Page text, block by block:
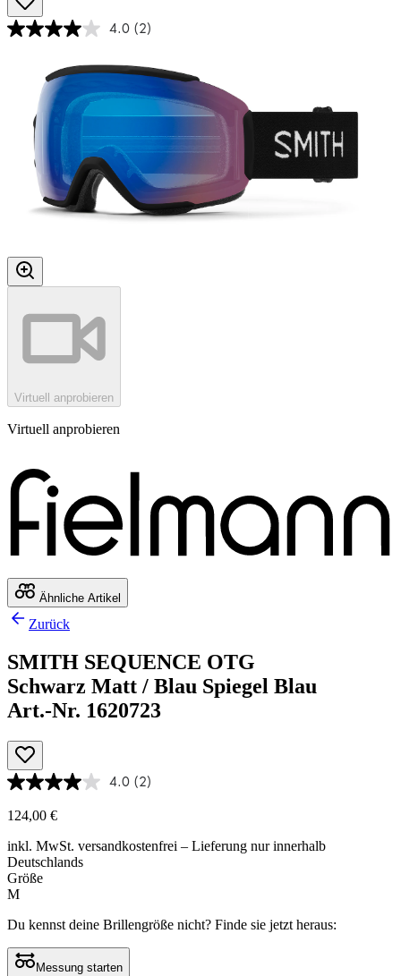
4.0 (2)
Virtuell anprobieren
Virtuell anprobieren
Ähnliche Artikel
Zurück
SMITH SEQUENCE OTG
Schwarz Matt / Blau Spiegel Blau
Art.-Nr. 1620723
4.0 (2)
124,00 €
inkl. MwSt. versandkostenfrei – Lieferung nur innerhalb
Deutschlands
Größe
M
Du kennst deine Brillengröße nicht? Finde sie jetzt heraus:
Messung starten